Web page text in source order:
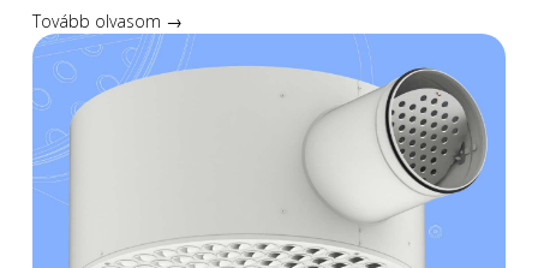
Tovább olvasom →